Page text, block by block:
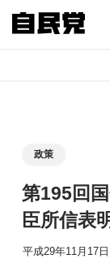
政策
第195回
臣所信表
平成29年11月17日